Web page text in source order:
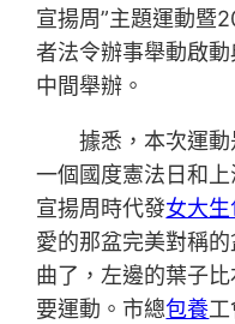
宣揚周”主題運動暨
者法令辦事舉動啟
中間舉辦。
據悉，本次運
一個國度憲法日和
宣揚周時代發女大
愛的那盆完美對稱
曲了，左邊的葉子
要運動。市總包養